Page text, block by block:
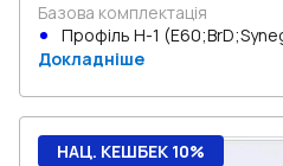
Базова комплектація
Профіль Н-1
Докладніше
НАЦ. КЕШБЕК 10%